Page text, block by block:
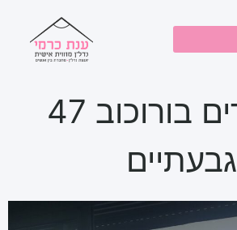
4 חדרים בורוכוב 47
גבעתיים